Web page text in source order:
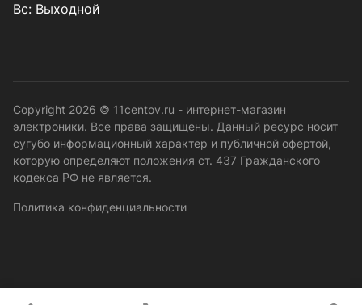
Вс: Выходной
Copyright 2026 © 11centov.ru - интернет-магазин
электроники. Все права защищены. Данный ресурс носит
сугубо информационный характер и публичной офертой,
которую определяют положения ст. 437 Гражданского
кодекса РФ не является.
Политика конфиденциальности